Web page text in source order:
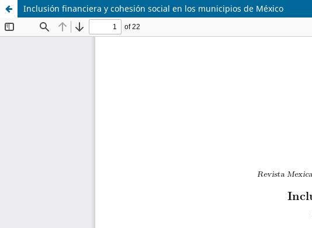
Inclusión financiera y cohesión social en los municipios de México